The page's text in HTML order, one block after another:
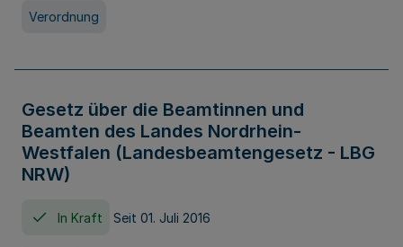
Verordnung
Gesetz über die Beamtinnen und
Beamten des Landes Nordrhein-
Westfalen (Landesbeamtengesetz - LBG
NRW)
In Kraft Seit 01. Juli 2016